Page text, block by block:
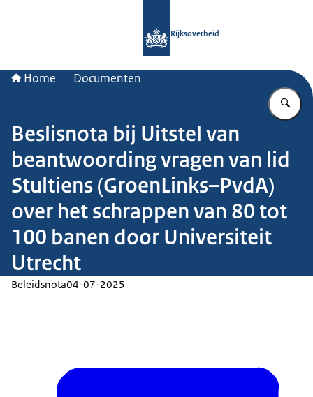
Rijksoverheid
Home Documenten
Beslisnota bij Uitstel van
beantwoording vragen van lid
Stultiens (GroenLinks–PvdA)
over het schrappen van 80 tot
100 banen door Universiteit
Utrecht
Beleidsnota04-07-2025